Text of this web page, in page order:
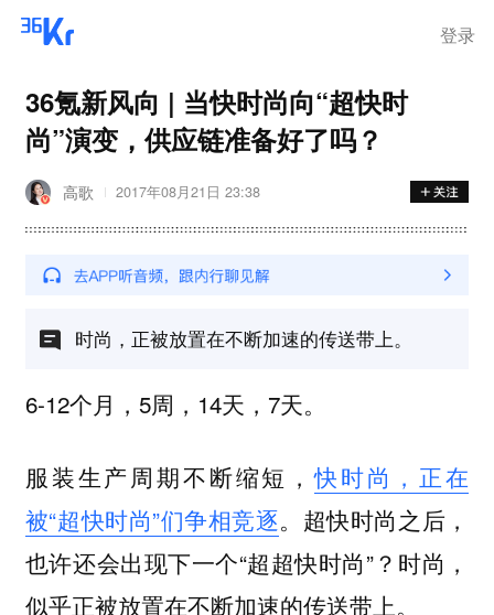
登录
36氪新风向 | 当快时尚向“超快时
尚”演变，供应链准备好了吗？ ​
高歌 2017年08月21日 23:38
时尚，正被放置在不断加速的传送带上。
6-12个月，5周，14天，7天。
服装生产周期不断缩短，快时尚，正在
被“超快时尚”们争相竞逐。超快时尚之后，
也许还会出现下一个“超超快时尚”？时尚，
似乎正被放置在不断加速的传送带上。